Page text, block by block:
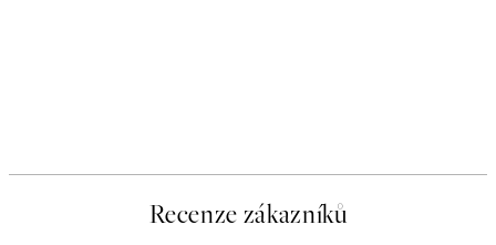
Recenze zákazníků